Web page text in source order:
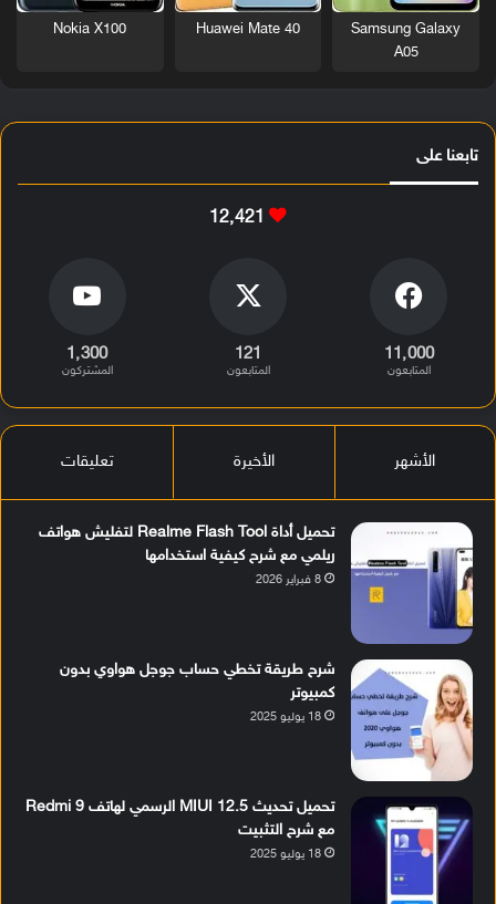
Samsung Galaxy
A05
Huawei Mate 40
Nokia X100
تابعنا على
12٬421
11٬000
المتابعون
121
المتابعون
1٬300
المشتركون
الأشهر الأخيرة تعليقات
تحميل أداة Realme Flash Tool لتفليش هواتف
ريلمي مع شرح كيفية استخدامها
8 فبراير 2026
شرح طريقة تخطي حساب جوجل هواوي بدون
كمبيوتر
18 يوليو 2025
تحميل تحديث MIUI 12.5 الرسمي لهاتف Redmi 9
مع شرح التثبيت
18 يوليو 2025